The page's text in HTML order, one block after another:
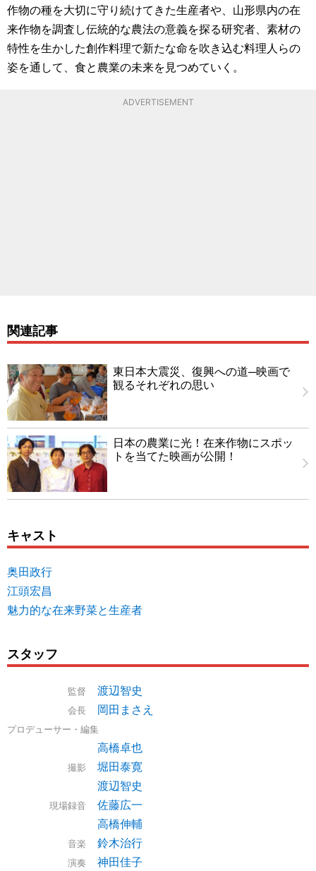
作物の種を大切に守り続けてきた生産者や、山形県内の在
来作物を調査し伝統的な農法の意義を探る研究者、素材の
特性を生かした創作料理で新たな命を吹き込む料理人らの
姿を通して、食と農業の未来を見つめていく。
ADVERTISEMENT
関連記事
東日本大震災、復興への道─映画で
観るそれぞれの思い
日本の農業に光！在来作物にスポッ
トを当てた映画が公開！
キャスト
奥田政行
江頭宏昌
魅力的な在来野菜と生産者
スタッフ
監督 渡辺智史
会長 岡田まさえ
プロデューサー・編集
高橋卓也
撮影
堀田泰寛
渡辺智史
現場録音
佐藤広一
高橋伸輔
音楽 鈴木治行
演奏
神田佳子